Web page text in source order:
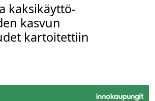
kaksikäyttö­
kasvun
kartoitettiin